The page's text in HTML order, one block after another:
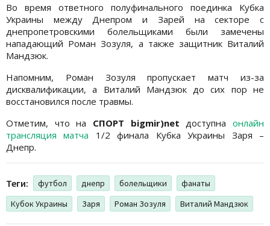
Во время ответного полуфинального поединка Кубка
Украины между Днепром и Зарей на секторе с
днепропетровскими болельщиками были замечены
нападающий Роман Зозуля, а также защитник Виталий
Мандзюк.
Напомним, Роман Зозуля пропускает матч из-за
дисквалификации, а Виталий Мандзюк до сих пор не
восстановился после травмы.
Отметим, что на СПОРТ bigmir)net доступнаонлайн
трансляция матча 1/2 финала Кубка Украины Заря –
Днепр.
Теги: футбол днепр болельщики
фанаты
Кубок Украины
Заря Роман Зозуля Виталий Мандзюк